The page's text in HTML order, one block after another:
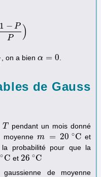
1 − P
P
)
−PP)
, on a bienα = 0
α= 0
de Gauss
T
T
pendant un mois donné
m = 20 ∘C
m 20 ∘C
et
la probabilité pour que la
∘ C
∘C et 26 ∘C
26 ∘C
de moyenne